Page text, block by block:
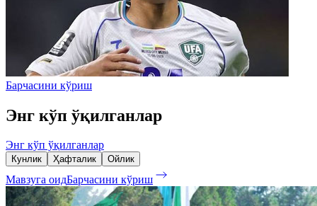
Барчасини кўриш
Энг кўп ўқилганлар
Энг кўп ўқилганлар
Кунлик Ҳафталик Ойлик
Мавзуга оидБарчасини кўриш